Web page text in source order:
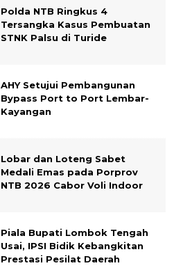
Polda NTB Ringkus 4
Tersangka Kasus Pembuatan
STNK Palsu di Turide
AHY Setujui Pembangunan
Bypass Port to Port Lembar-
Kayangan
Lobar dan Loteng Sabet
Medali Emas pada Porprov
NTB 2026 Cabor Voli Indoor
Piala Bupati Lombok Tengah
Usai, IPSI Bidik Kebangkitan
Prestasi Pesilat Daerah